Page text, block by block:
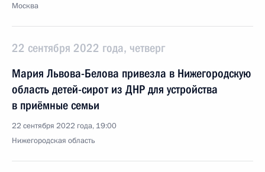
Москва
22 сентября 2022 года, четверг
Мария Львова-Белова привезла в Нижегородскую
область детей-сирот из ДНР для устройства
в приёмные семьи
22 сентября 2022 года, 19:00
Нижегородская область